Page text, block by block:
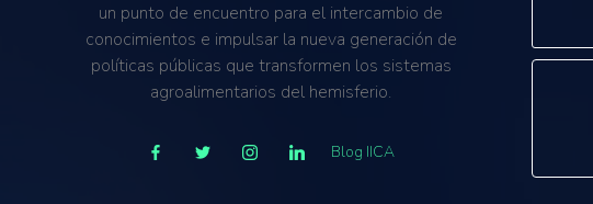
un punto de encuentro para el intercambio de
conocimientos e impulsar la nueva generación de
políticas públicas que transformen los sistemas
agroalimentarios del hemisferio.
Blog IICA